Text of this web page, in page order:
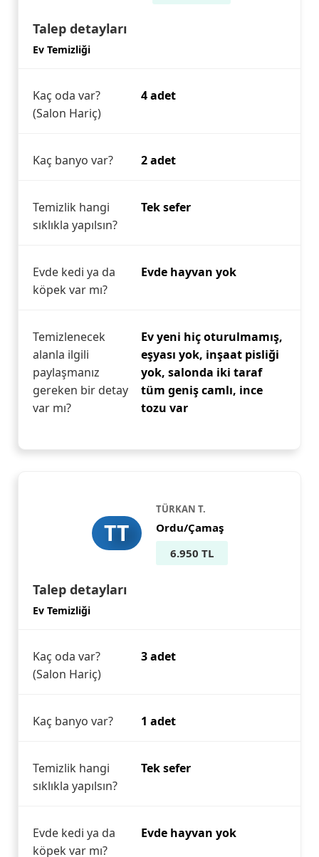
Talep detayları
Ev Temizliği
Kaç oda var?
(Salon Hariç)
4 adet
Kaç banyo var? 2 adet
Temizlik hangi
sıklıkla yapılsın?
Tek sefer
Evde kedi ya da
köpek var mı?
Evde hayvan yok
Temizlenecek
alanla ilgili
paylaşmanız
gereken bir detay
var mı?
Ev yeni hiç oturulmamış,
eşyası yok, inşaat pisliği
yok, salonda iki taraf
tüm geniş camlı, ince
tozu var
TT
TÜRKAN T.
Ordu/Çamaş
6.950 TL
Talep detayları
Ev Temizliği
Kaç oda var?
(Salon Hariç)
3 adet
Kaç banyo var? 1 adet
Temizlik hangi
sıklıkla yapılsın?
Tek sefer
Evde kedi ya da
köpek var mı?
Evde hayvan yok